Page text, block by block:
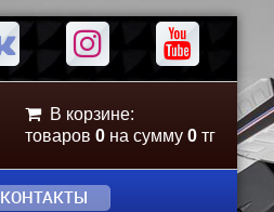
В корзине:
товаров0 на сумму0 тг
КОНТАКТЫ